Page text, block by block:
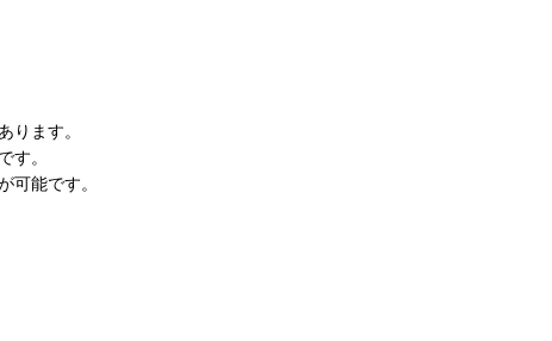
ります。
す。
可能です。